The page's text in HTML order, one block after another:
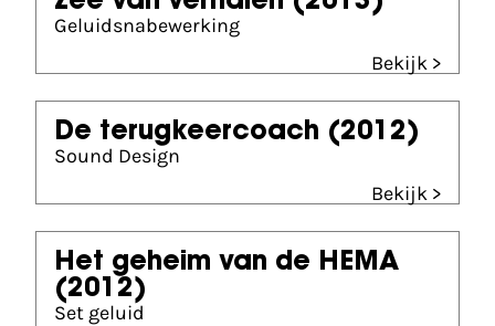
Geluidsnabewerking
Bekijk >
De terugkeercoach (2012)
Sound Design
Bekijk >
Het geheim van de HEMA
(2012)
Set geluid